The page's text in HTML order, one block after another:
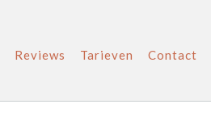
Reviews Tarieven Contact